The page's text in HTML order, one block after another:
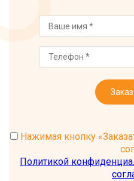
Нажимая кнопку
Политикой